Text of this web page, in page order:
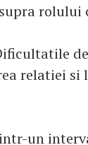
rolului
relatiei
un